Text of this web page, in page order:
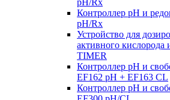
Контроллер рН и
pH/Rx
Устройство для
активного кислорода
TIMER
Контроллер рН и
EF162 pH + EF163 CL
Контроллер рН и